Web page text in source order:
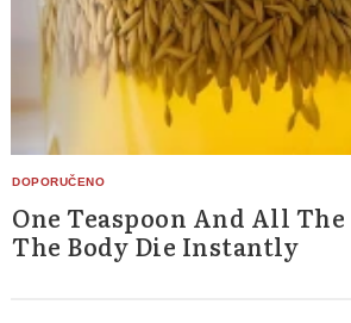
One Teaspoon And All
The Body Die Instantly